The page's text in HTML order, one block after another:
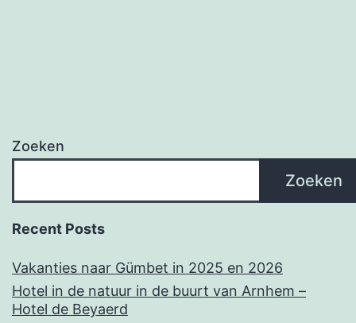
Zoeken
Zoeken
Recent Posts
Vakanties naar Gümbet in 2025 en 2026
Hotel in de natuur in de buurt van Arnhem –
Hotel de Beyaerd